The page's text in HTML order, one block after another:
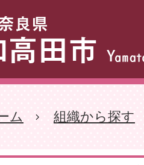
ム 組織から探す